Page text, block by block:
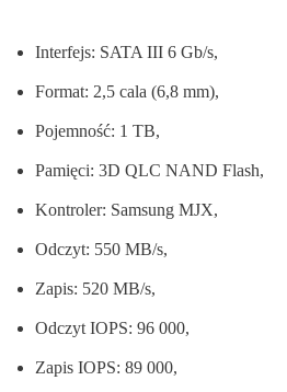
Interfejs: SATA III 6 Gb/s,
Format: 2,5 cala (6,8 mm),
Pojemność: 1 TB,
Pamięci: 3D QLC NAND Flash,
Kontroler: Samsung MJX,
Odczyt: 550 MB/s,
Zapis: 520 MB/s,
Odczyt IOPS: 96 000,
Zapis IOPS: 89 000,